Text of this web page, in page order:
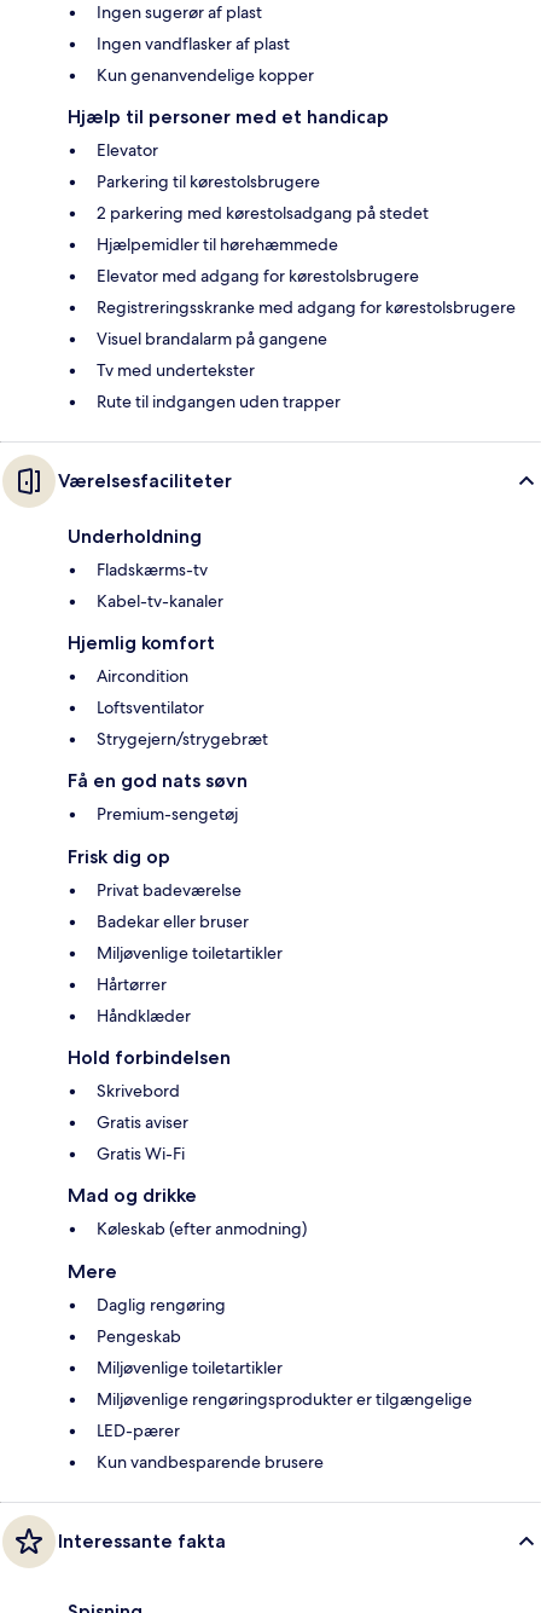
Ingen sugerør af plast
Ingen vandflasker af plast
Kun genanvendelige kopper
Hjælp til personer med et handicap
Elevator
Parkering til kørestolsbrugere
2 parkering med kørestolsadgang på stedet
Hjælpemidler til hørehæmmede
Elevator med adgang for kørestolsbrugere
Registreringsskranke med adgang for kørestolsbrugere
Visuel brandalarm på gangene
Tv med undertekster
Rute til indgangen uden trapper
Værelsesfaciliteter
Underholdning
Fladskærms-tv
Kabel-tv-kanaler
Hjemlig komfort
Aircondition
Loftsventilator
Strygejern/strygebræt
Få en god nats søvn
Premium-sengetøj
Frisk dig op
Privat badeværelse
Badekar eller bruser
Miljøvenlige toiletartikler
Hårtørrer
Håndklæder
Hold forbindelsen
Skrivebord
Gratis aviser
Gratis Wi-Fi
Mad og drikke
Køleskab (efter anmodning)
Mere
Daglig rengøring
Pengeskab
Miljøvenlige toiletartikler
Miljøvenlige rengøringsprodukter er tilgængelige
LED-pærer
Kun vandbesparende brusere
Interessante fakta